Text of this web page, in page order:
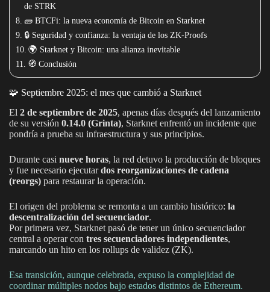
de STRK
🧱 BTCFi: la nueva economía de Bitcoin en Starknet
🔒 Seguridad y confianza: la ventaja de los ZK-Proofs
🌍 Starknet y Bitcoin: una alianza inevitable
🧭 Conclusión
🧩 Septiembre 2025: el mes que cambió a Starknet
El 2 de septiembre de 2025, apenas días después del lanzamiento
de su versión 0.14.0 (Grinta), Starknet enfrentó un incidente que
pondría a prueba su infraestructura y sus principios.
Durante casi nueve horas, la red detuvo la producción de bloques
y fue necesario ejecutardos reorganizaciones de cadena
(reorgs) para restaurar la operación.
El origen del problema se remonta a un cambio histórico: la
descentralización del secuenciador.
Por primera vez, Starknet pasó de tener un único secuenciador
central a operar con tres secuenciadores independientes,
marcando un hito en los rollups de validez (ZK).
Esa transición, aunque celebrada, expuso la complejidad de
coordinar múltiples nodos bajo estados distintos de Ethereum.